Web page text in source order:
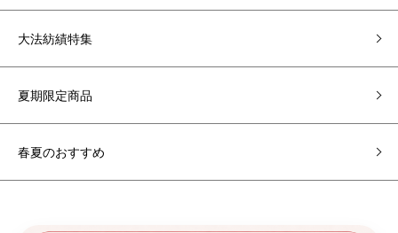
大法紡績特集
夏期限定商品
春夏のおすすめ